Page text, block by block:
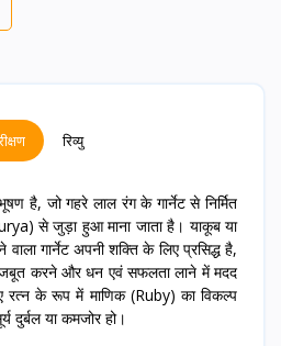
रिव्यु
है, जो गहरे लाल रंग के गार्नेट से निर्मित
से जुड़ा हुआ माना जाता है। याकूब या
गार्नेट अपनी शक्ति के लिए प्रसिद्ध है,
करने और धन एवं सफलता लाने में मदद
रत्न के रूप में माणिक (Ruby) का विकल्प
दुर्बल या कमजोर हो।